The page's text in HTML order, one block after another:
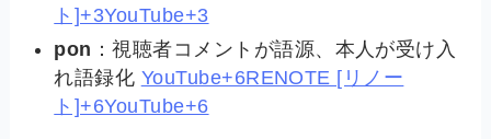
ト]+3YouTube+3
pon ：視聴者コメントが語源、本人が受け入
れ語録化 YouTube+6RENOTE [リノー
ト]+6YouTube+6